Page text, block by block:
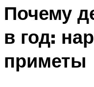
Почему
в год:
приметы